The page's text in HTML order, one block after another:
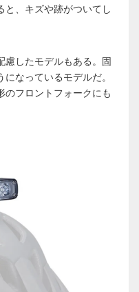
と、キズや跡がついてし
慮したモデルもある。固
なっているモデルだ。
のフロントフォークにも